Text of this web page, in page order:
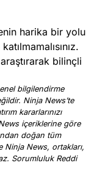
harika bir yolu
bilinçli
bilgilendirme
Ninja News’te
kararlarınızı
içeriklerine göre
doğan tüm
Ninja News, ortakları,
Sorumluluk Reddi